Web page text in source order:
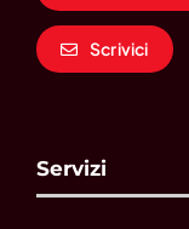
Scrivici
Servizi